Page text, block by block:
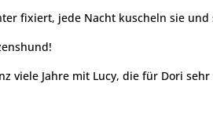
fixiert, jede Nacht kuscheln sie
viele Jahre mit Lucy, die für Dori